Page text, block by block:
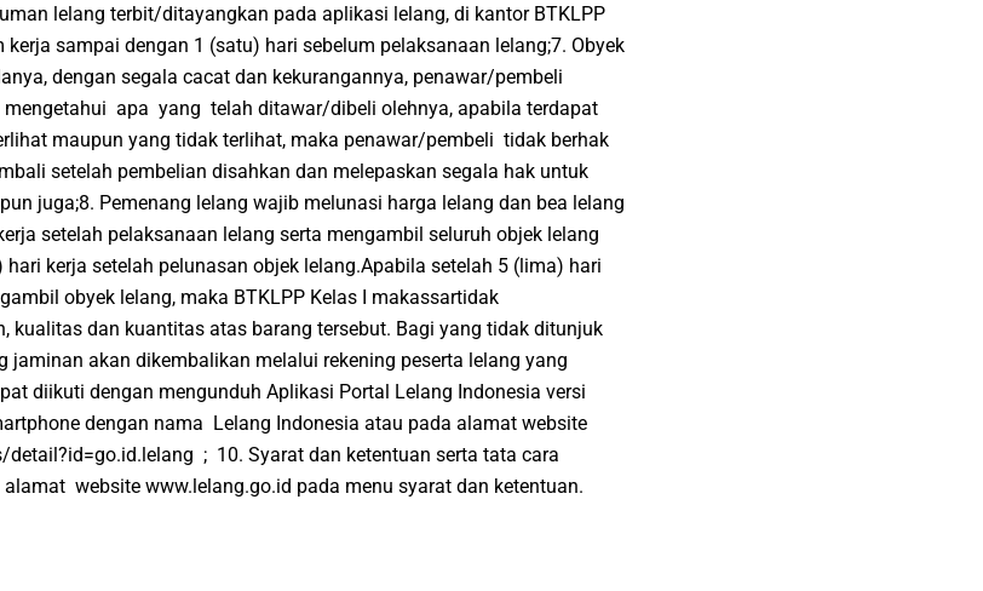
lelang terbit/ditayangkan pada aplikasi lelang, di kantor BTKLPP
sampai dengan 1 (satu) hari sebelum pelaksanaan lelang;7. Obyek
dengan segala cacat dan kekurangannya, penawar/pembeli
apa yang telah ditawar/dibeli olehnya, apabila terdapat
maupun yang tidak terlihat, maka penawar/pembeli tidak berhak
setelah pembelian disahkan dan melepaskan segala hak untuk
juga;8. Pemenang lelang wajib melunasi harga lelang dan bea lelang
setelah pelaksanaan lelang serta mengambil seluruh objek lelang
kerja setelah pelunasan objek lelang.Apabila setelah 5 (lima) hari
obyek lelang, maka BTKLPP Kelas I makassartidak
kualitas dan kuantitas atas barang tersebut. Bagi yang tidak ditunjuk
jaminan akan dikembalikan melalui rekening peserta lelang yang
diikuti dengan mengunduh Aplikasi Portal Lelang Indonesia versi
dengan nama Lelang Indonesia atau pada alamat website
; 10. Syarat dan ketentuan serta tata cara
website www.lelang.go.id pada menu syarat dan ketentuan.